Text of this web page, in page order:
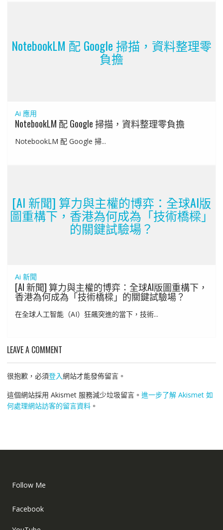
NotebookLM 配 Google 掃描，資料整理零
負擔
Ai 應用
NotebookLM 配 Google 掃描，資料整理零負擔
NotebookLM 配 Google 掃...
[AI 新聞] 算力與主權的博弈：全球AI版
圖重構下，香港為何成為「技術橋樑」
的關鍵試驗場？
Ai 新聞
[AI 新聞] 算力與主權的博弈：全球AI版圖重構下，
香港為何成為「技術橋樑」的關鍵試驗場？
在全球人工智能（AI）狂飆突進的當下，技術...
LEAVE A COMMENT
很抱歉，必須登入網站才能發佈留言。
這個網站採用 Akismet 服務減少垃圾留言。 進一步了解 Akismet 如
何處理網站訪客的留言資料。
Follow Me
Facebook